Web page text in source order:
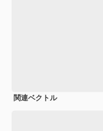
関連ベクトル